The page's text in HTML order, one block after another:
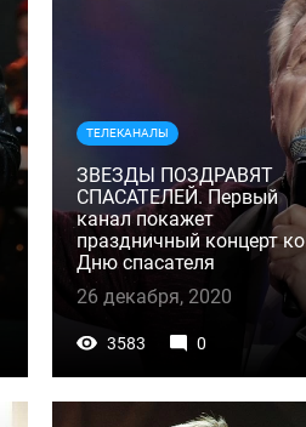
ТЕЛЕКАНАЛЫ
ЗВЕЗДЫ ПОЗДРАВЯТ
СПАСАТЕЛЕЙ. Первый
канал покажет
праздничный концерт ко
Дню спасателя
26 декабря, 2020
3583 0